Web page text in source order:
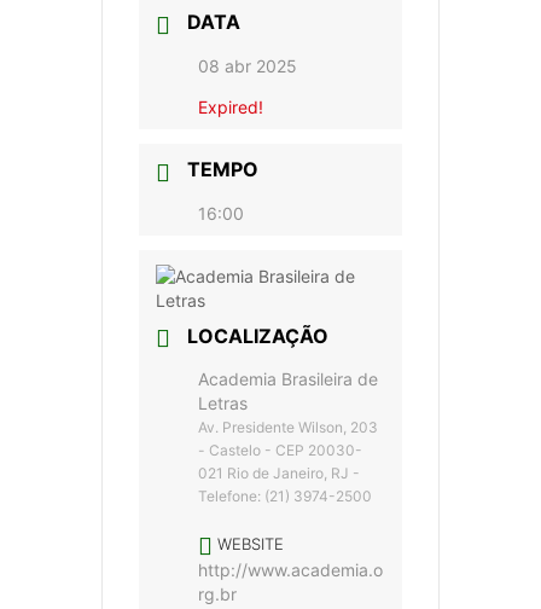
DATA
08 abr 2025
Expired!
TEMPO
16:00
LOCALIZAÇÃO
Academia Brasileira de
Letras
Av. Presidente Wilson, 203
- Castelo - CEP 20030-
021 Rio de Janeiro, RJ -
Telefone: (21) 3974-2500
WEBSITE
http://www.academia.o
rg.br